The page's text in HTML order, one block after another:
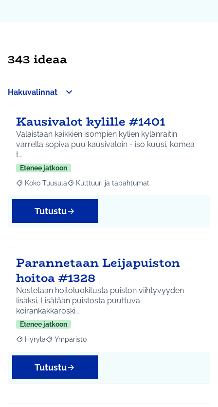
343 ideaa
Hakuvalinnat
Kausivalot kylille #1401
Valaistaan kaikkien isompien kylien kylänraitin
varrella sopiva puu kausivaloin - iso kuusi, komea
t…
Etenee jatkoon
Rajaa tulokset aihepiirin mukaan: Koko Tuusula
Koko Tuusula Rajaa tulokset teeman mukaan: Kulttuuri ja
Kulttuuri ja tapahtumat
Tutustu
Parannetaan Leijapuiston
hoitoa #1328
Nostetaan hoitoluokitusta puiston viihtyvyyden
lisäksi. Lisätään puistosta puuttuva
koirankakkaroski…
Etenee jatkoon
Rajaa tulokset aihepiirin mukaan: Hyrylä
Hyrylä Rajaa tulokset teeman mukaan: Ympäristö
Ympäristö
Tutustu